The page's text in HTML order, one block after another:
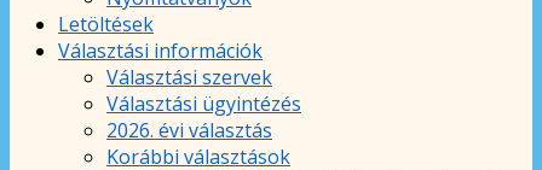
Letöltések
Választási információk
Választási szervek
Választási ügyintézés
2026. évi választás
Korábbi választások